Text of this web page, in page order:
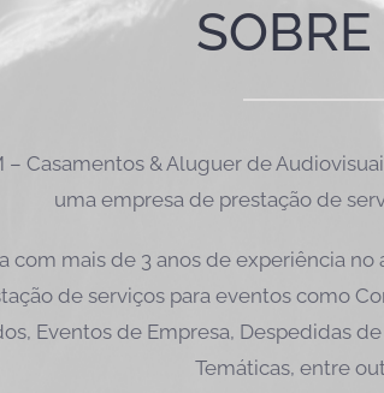
– Casamentos & Aluguer de
uma empresa de prestação de
com mais de 3 anos de experiência
de serviços para eventos como
Eventos de Empresa, Despedidas
Temáticas, entre